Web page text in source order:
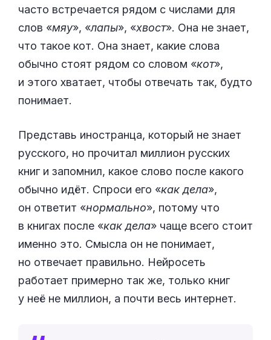
часто встречается рядом с числами для
слов «мяу», «лапы», «хвост». Она не знает,
что такое кот. Она знает, какие слова
обычно стоят рядом со словом «кот»,
и этого хватает, чтобы отвечать так, будто
понимает.
Представь иностранца, который не знает
русского, но прочитал миллион русских
книг и запомнил, какое слово после какого
обычно идёт. Спроси его «как дела»,
он ответит «нормально», потому что
в книгах после «как дела» чаще всего стоит
именно это. Смысла он не понимает,
но отвечает правильно. Нейросеть
работает примерно так же, только книг
у неё не миллион, а почти весь интернет.